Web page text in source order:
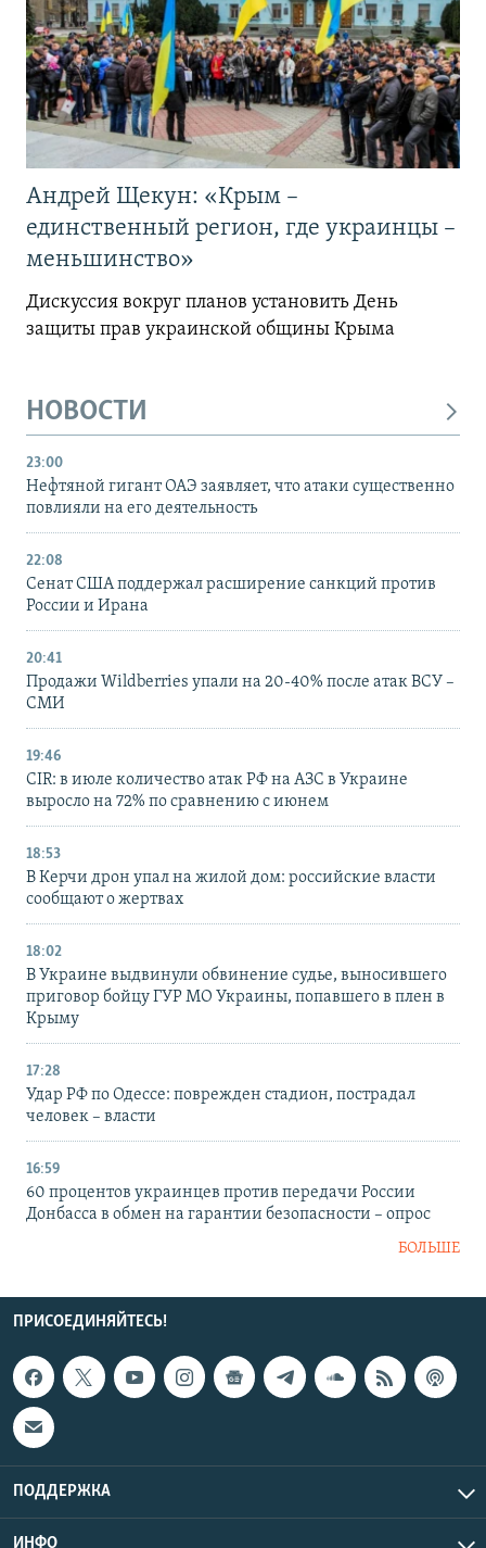
Андрей Щекун: «Крым –
единственный регион, где украинцы –
меньшинство»
Дискуссия вокруг планов установить День
защиты прав украинской общины Крыма
НОВОСТИ
23:00
Нефтяной гигант ОАЭ заявляет, что атаки существенно
повлияли на его деятельность
22:08
Сенат США поддержал расширение санкций против
России и Ирана
20:41
Продажи Wildberries упали на 20-40% после атак ВСУ –
СМИ
19:46
CIR: в июле количество атак РФ на АЗС в Украине
выросло на 72% по сравнению с июнем
18:53
В Керчи дрон упал на жилой дом: российские власти
сообщают о жертвах
18:02
В Украине выдвинули обвинение судье, выносившего
приговор бойцу ГУР МО Украины, попавшего в плен в
Крыму
17:28
Удар РФ по Одессе: поврежден стадион, пострадал
человек – власти
16:59
60 процентов украинцев против передачи России
Донбасса в обмен на гарантии безопасности – опрос
БОЛЬШЕ
ПРИСОЕДИНЯЙТЕСЬ!
ПОДДЕРЖКА
ИНФО